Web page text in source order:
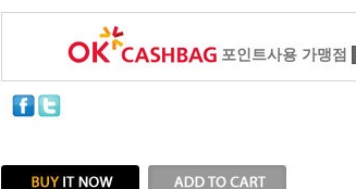
포인트사용 가맹점